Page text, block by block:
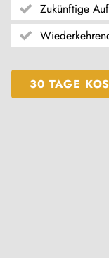
Zukünftige
30 TAGE